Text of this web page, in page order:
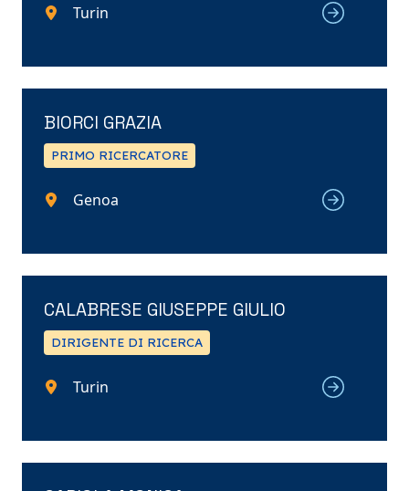
Turin
BIORCI GRAZIA
PRIMO RICERCATORE
Genoa
CALABRESE GIUSEPPE GIULIO
DIRIGENTE DI RICERCA
Turin